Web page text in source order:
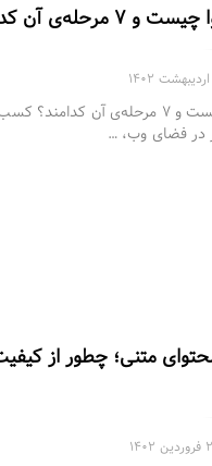
آن کدامند؟
چرخه عمر محتوا چیست و ۷ مرحله‌ی آن
در فضای وب، …
محتوای متنی؛ چطور از